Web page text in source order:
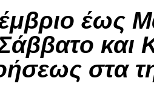
έως
και
στα